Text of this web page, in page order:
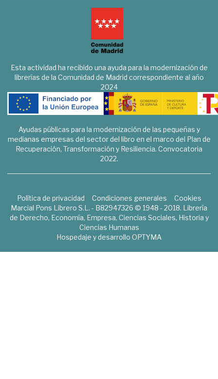
Esta actividad ha recibido una ayuda para la modernización de
librerías de la Comunidad de Madrid correspondiente al año
2024
Ayudas públicas para la modernización de las pequeñas y
medianas empresas del sector del libro en el marco del Plan de
Recuperación, Transformación y Resiliencia. Convocatoria
2022.
Política de privacidad Condiciones generales
Cookies
Marcial Pons Librero S.L. - B82947326 © 1948 - 2018. Librería
de Derecho, Economía, Empresa, Ciencias Sociales, Historia y
Ciencias Humanas
Hospedaje y desarrollo OPTYMA